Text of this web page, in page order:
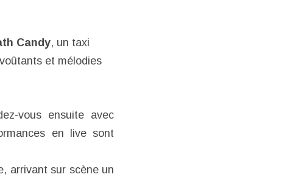
Candy, un taxi
et mélodies
vous ensuite avec
en live sont
arrivant sur scène un